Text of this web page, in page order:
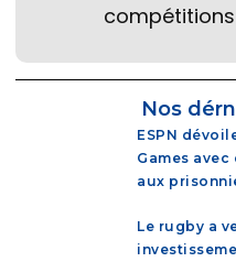
Nos
ESPN
Games
aux
Le rugby a